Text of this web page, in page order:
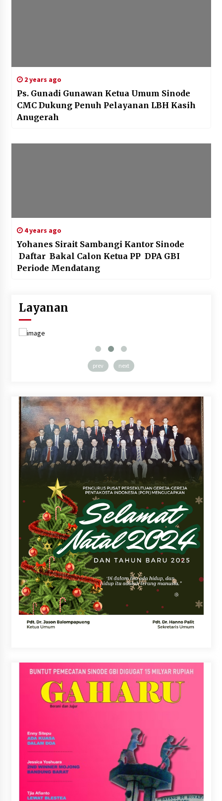
2 years ago
Ps. Gunadi Gunawan Ketua Umum Sinode
CMC Dukung Penuh Pelayanan LBH Kasih
Anugerah
4 years ago
Yohanes Sirait Sambangi Kantor Sinode
Daftar Bakal Calon Ketua PP DPA GBI
Periode Mendatang
Layanan
prev next